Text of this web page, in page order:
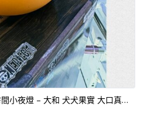
[日本限定] 海賊王 惡魔果實 房間小夜燈 – 大和 犬犬果實 大口真神形態